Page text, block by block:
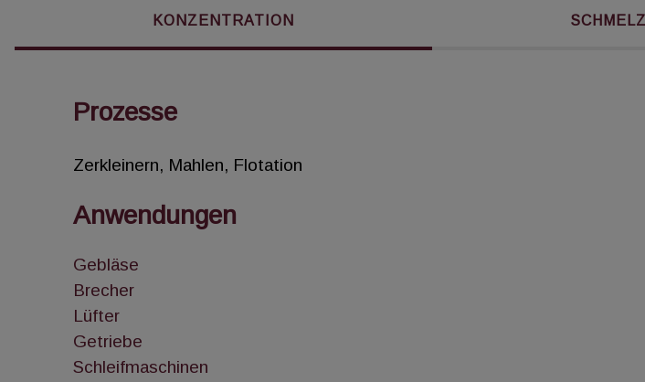
KONZENTRATION
Prozesse
Zerkleinern, Mahlen, Flotation
Anwendungen
Gebläse
Brecher
Lüfter
Getriebe
Schleifmaschinen